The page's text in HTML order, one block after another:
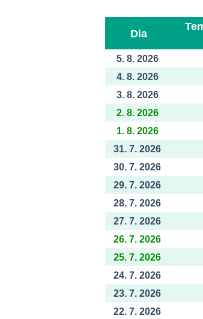
Dia
5. 8. 2026
4. 8. 2026
3. 8. 2026
2. 8. 2026
1. 8. 2026
31. 7. 2026
30. 7. 2026
29. 7. 2026
28. 7. 2026
27. 7. 2026
26. 7. 2026
25. 7. 2026
24. 7. 2026
23. 7. 2026
22. 7. 2026